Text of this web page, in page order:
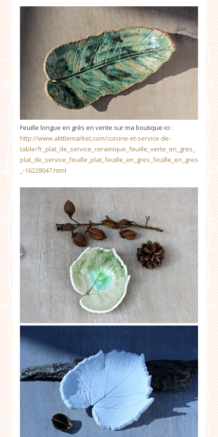
Feuille longue en grès en vente sur ma boutique ici :
http://www.alittlemarket.com/cuisine-et-service-de-
table/fr_plat_de_service_ceramique_feuille_verte_en_gres_
plat_de_service_feuille_plat_feuille_en_gres_feuille_en_gres
_-16228047.html